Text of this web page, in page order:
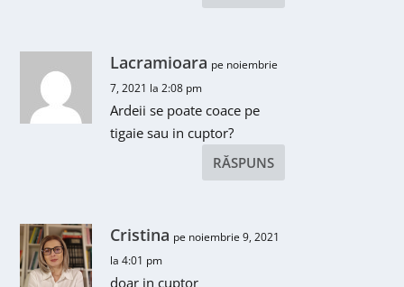
Lacramioara pe noiembrie
7, 2021 la 2:08 pm
Ardeii se poate coace pe
tigaie sau in cuptor?
RĂSPUNS
Cristina pe noiembrie 9, 2021
la 4:01 pm
doar in cuptor